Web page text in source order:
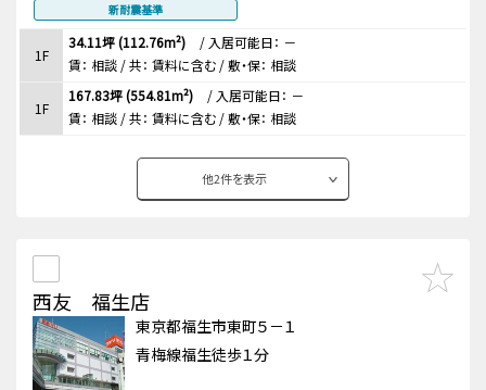
新耐震基準
1F
34.11坪 (112.76m²) / 入居可能日： －
賃： 相談 / 共： 賃料に含む / 敷・保： 相談
1F
167.83坪 (554.81m²) / 入居可能日： －
賃： 相談 / 共： 賃料に含む / 敷・保： 相談
他2件を表示
西友 福生店
東京都福生市東町５－１
青梅線福生徒歩１分